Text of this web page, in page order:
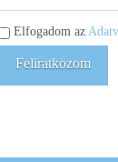
Elfogadom az
Feliratkozom